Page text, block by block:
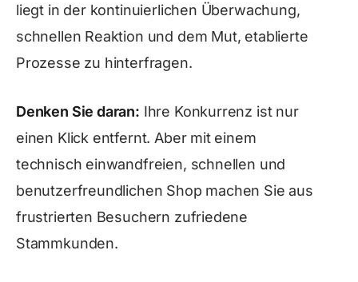
liegt in der kontinuierlichen Überwachung,
schnellen Reaktion und dem Mut, etablierte
Prozesse zu hinterfragen.
Denken Sie daran: Ihre Konkurrenz ist nur
einen Klick entfernt. Aber mit einem
technisch einwandfreien, schnellen und
benutzerfreundlichen Shop machen Sie aus
frustrierten Besuchern zufriedene
Stammkunden.